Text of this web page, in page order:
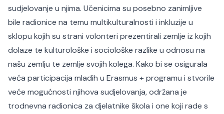
sudjelovanje u njima. Učenicima su posebno zanimljive
bile radionice na temu multikulturalnosti i inkluzije u
sklopu kojih su strani volonteri prezentirali zemlje iz kojih
dolaze te kulturološke i sociološke razlike u odnosu na
našu zemlju te zemlje svojih kolega. Kako bi se osigurala
veća participacija mladih u Erasmus + programu i stvorile
veće mogućnosti njihova sudjelovanja, održana je
trodnevna radionica za djelatnike škola i one koji rade s